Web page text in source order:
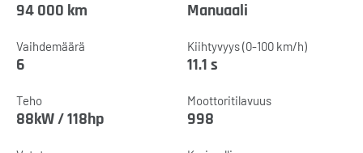
94 000 km Manuaali
Vaihdemäärä
6
Kiihtyvyys (0-100 km/h)
11.1 s
Teho
88kW / 118hp
Moottoritilavuus
998